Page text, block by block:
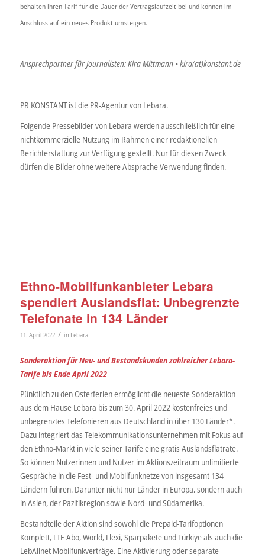
behalten ihren Tarif für die Dauer der Vertragslaufzeit bei und können im
Anschluss auf ein neues Produkt umsteigen.
Ansprechpartner für Journalisten: Kira Mittmann • kira(at)konstant.de
PR KONSTANT ist die PR-Agentur von Lebara.
Folgende Pressebilder von Lebara werden ausschließlich für eine
nichtkommerzielle Nutzung im Rahmen einer redaktionellen
Berichterstattung zur Verfügung gestellt. Nur für diesen Zweck
dürfen die Bilder ohne weitere Absprache Verwendung finden.
Ethno-Mobilfunkanbieter Lebara
spendiert Auslandsflat: Unbegrenzte
Telefonate in 134 Länder
11. April 2022 / in Lebara
Sonderaktion für Neu- und Bestandskunden zahlreicher Lebara-
Tarife bis Ende April 2022
Pünktlich zu den Osterferien ermöglicht die neueste Sonderaktion
aus dem Hause Lebara bis zum 30. April 2022 kostenfreies und
unbegrenztes Telefonieren aus Deutschland in über 130 Länder*.
Dazu integriert das Telekommunikationsunternehmen mit Fokus auf
den Ethno-Markt in viele seiner Tarife eine gratis Auslandsflatrate.
So können Nutzerinnen und Nutzer im Aktionszeitraum unlimitierte
Gespräche in die Fest- und Mobilfunknetze von insgesamt 134
Ländern führen. Darunter nicht nur Länder in Europa, sondern auch
in Asien, der Pazifikregion sowie Nord- und Südamerika.
Bestandteile der Aktion sind sowohl die Prepaid-Tarifoptionen
Komplett, LTE Abo, World, Flexi, Sparpakete und Türkiye als auch die
LebAllnet Mobilfunkverträge. Eine Aktivierung oder separate